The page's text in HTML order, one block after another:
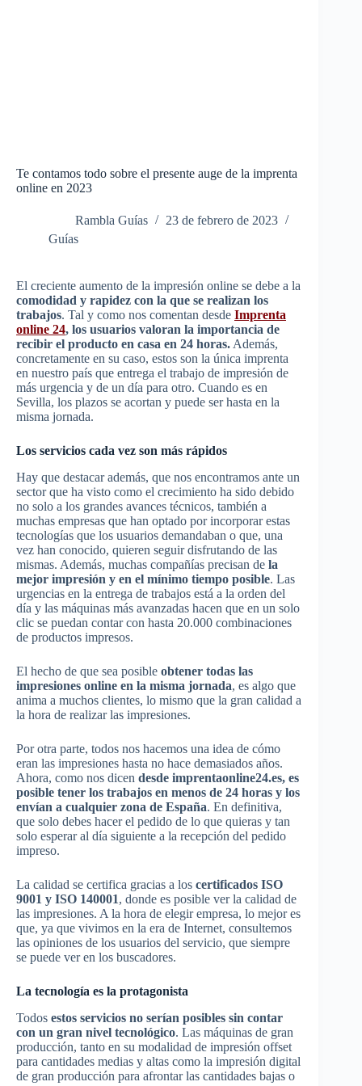
Te contamos todo sobre el presente auge de la imprenta
online en 2023
Rambla Guías
23 de febrero de 2023
Guías
El creciente aumento de la impresión online se debe a la
comodidad y rapidez con la que se realizan los
trabajos. Tal y como nos comentan desde Imprenta
online 24, los usuarios valoran la importancia de
recibir el producto en casa en 24 horas. Además,
concretamente en su caso, estos son la única imprenta
en nuestro país que entrega el trabajo de impresión de
más urgencia y de un día para otro. Cuando es en
Sevilla, los plazos se acortan y puede ser hasta en la
misma jornada.
Los servicios cada vez son más rápidos
Hay que destacar además, que nos encontramos ante un
sector que ha visto como el crecimiento ha sido debido
no solo a los grandes avances técnicos, también a
muchas empresas que han optado por incorporar estas
tecnologías que los usuarios demandaban o que, una
vez han conocido, quieren seguir disfrutando de las
mismas. Además, muchas compañías precisan de la
mejor impresión y en el mínimo tiempo posible. Las
urgencias en la entrega de trabajos está a la orden del
día y las máquinas más avanzadas hacen que en un solo
clic se puedan contar con hasta 20.000 combinaciones
de productos impresos.
El hecho de que sea posible obtener todas las
impresiones online en la misma jornada, es algo que
anima a muchos clientes, lo mismo que la gran calidad a
la hora de realizar las impresiones.
Por otra parte, todos nos hacemos una idea de cómo
eran las impresiones hasta no hace demasiados años.
Ahora, como nos dicen desde imprentaonline24.es, es
posible tener los trabajos en menos de 24 horas y los
envían a cualquier zona de España. En definitiva,
que solo debes hacer el pedido de lo que quieras y tan
solo esperar al día siguiente a la recepción del pedido
impreso.
La calidad se certifica gracias a los certificados ISO
9001 y ISO 140001, donde es posible ver la calidad de
las impresiones. A la hora de elegir empresa, lo mejor es
que, ya que vivimos en la era de Internet, consultemos
las opiniones de los usuarios del servicio, que siempre
se puede ver en los buscadores.
La tecnología es la protagonista
Todos estos servicios no serían posibles sin contar
con un gran nivel tecnológico. Las máquinas de gran
producción, tanto en su modalidad de impresión offset
para cantidades medias y altas como la impresión digital
de gran producción para afrontar las cantidades bajas o